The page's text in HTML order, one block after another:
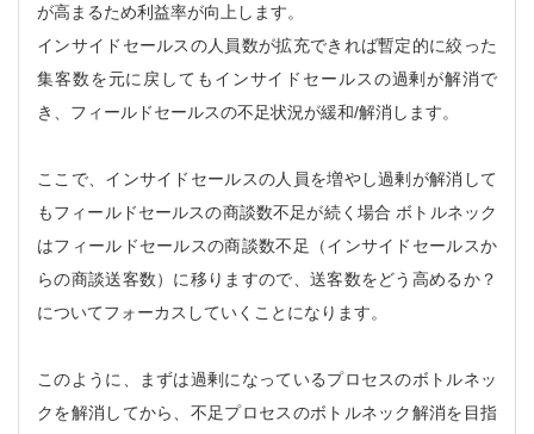
が高まるため利益率が向上します。
インサイドセールスの人員数が拡充できれば暫定的に絞った
集客数を元に戻してもインサイドセールスの過剰が解消で
き、フィールドセールスの不足状況が緩和/解消します。
ここで、インサイドセールスの人員を増やし過剰が解消して
もフィールドセールスの商談数不足が続く場合 ボトルネック
はフィールドセールスの商談数不足（インサイドセールスか
らの商談送客数）に移りますので、送客数をどう高めるか？
についてフォーカスしていくことになります。
このように、まずは過剰になっているプロセスのボトルネッ
クを解消してから、不足プロセスのボトルネック解消を目指